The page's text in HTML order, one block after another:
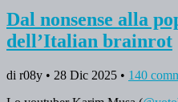
Dal nonsense alla
dell’Italian brainrot
di r08y • 28 Dic 2025 • 140